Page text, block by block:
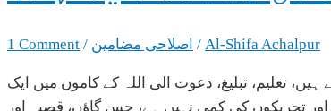
1 Comment / اصلاحی مضامین / Al-Shifa Achalpur
تعلیم، تبلیغ، دعوت الی اللہ کے کاموں میں ایک